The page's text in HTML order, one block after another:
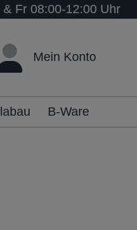
Fr 08:00-12:00 Uhr
Mein Konto
B-Ware